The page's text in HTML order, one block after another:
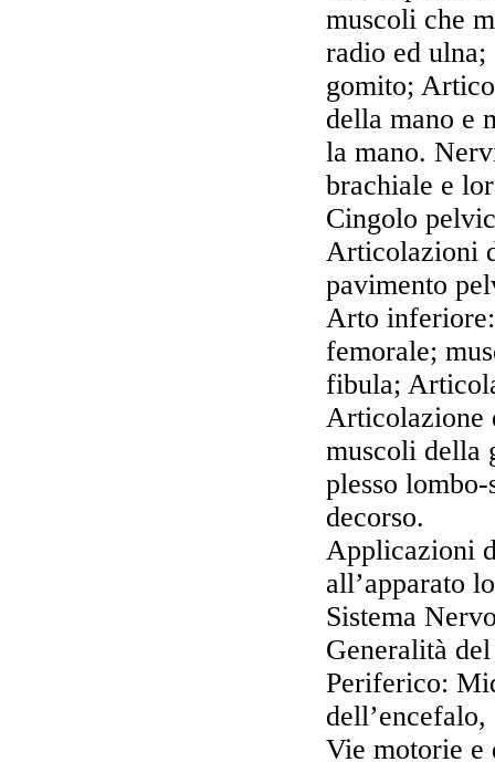
muscoli che
radio ed
gomito;
della mano e
la mano.
brachiale e
Cingolo
Articolazioni
pavimento
Arto
femorale;
fibula;
Articolazione
muscoli della
plesso
decorso.
Applicazioni
all’apparato
Sistema
Generalità
Periferico:
Vie motorie e